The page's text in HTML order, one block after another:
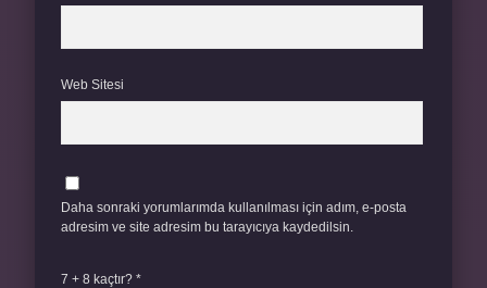
Web Sitesi
Daha sonraki yorumlarımda kullanılması için adım, e-posta
adresim ve site adresim bu tarayıcıya kaydedilsin.
7 + 8 kaçtır? *